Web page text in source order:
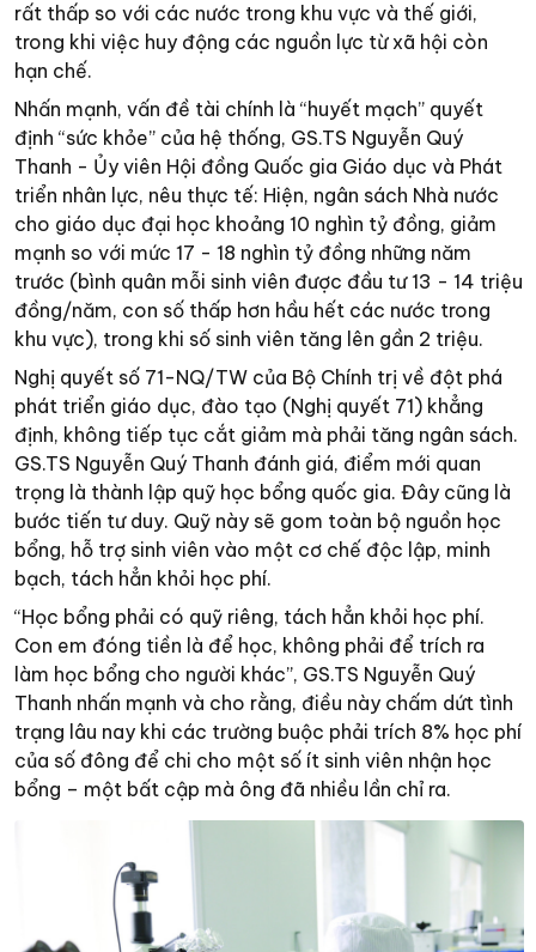
rất thấp so với các nước trong khu vực và thế giới,
trong khi việc huy động các nguồn lực từ xã hội còn
hạn chế.
Nhấn mạnh, vấn đề tài chính là “huyết mạch” quyết
định “sức khỏe” của hệ thống, GS.TS Nguyễn Quý
Thanh - Ủy viên Hội đồng Quốc gia Giáo dục và Phát
triển nhân lực, nêu thực tế: Hiện, ngân sách Nhà nước
cho giáo dục đại học khoảng 10 nghìn tỷ đồng, giảm
mạnh so với mức 17 - 18 nghìn tỷ đồng những năm
trước (bình quân mỗi sinh viên được đầu tư 13 - 14 triệu
đồng/năm, con số thấp hơn hầu hết các nước trong
khu vực), trong khi số sinh viên tăng lên gần 2 triệu.
Nghị quyết số 71-NQ/TW của Bộ Chính trị về đột phá
phát triển giáo dục, đào tạo (Nghị quyết 71) khẳng
định, không tiếp tục cắt giảm mà phải tăng ngân sách.
GS.TS Nguyễn Quý Thanh đánh giá, điểm mới quan
trọng là thành lập quỹ học bổng quốc gia. Đây cũng là
bước tiến tư duy. Quỹ này sẽ gom toàn bộ nguồn học
bổng, hỗ trợ sinh viên vào một cơ chế độc lập, minh
bạch, tách hẳn khỏi học phí.
“Học bổng phải có quỹ riêng, tách hẳn khỏi học phí.
Con em đóng tiền là để học, không phải để trích ra
làm học bổng cho người khác”, GS.TS Nguyễn Quý
Thanh nhấn mạnh và cho rằng, điều này chấm dứt tình
trạng lâu nay khi các trường buộc phải trích 8% học phí
của số đông để chi cho một số ít sinh viên nhận học
bổng – một bất cập mà ông đã nhiều lần chỉ ra.